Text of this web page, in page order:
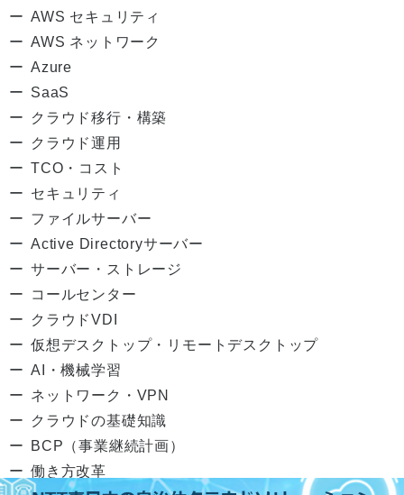
AWS セキュリティ
AWS ネットワーク
Azure
SaaS
クラウド移行・構築
クラウド運用
TCO・コスト
セキュリティ
ファイルサーバー
Active Directoryサーバー
サーバー・ストレージ
コールセンター
クラウドVDI
仮想デスクトップ・リモートデスクトップ
AI・機械学習
ネットワーク・VPN
クラウドの基礎知識
BCP（事業継続計画）
働き方改革